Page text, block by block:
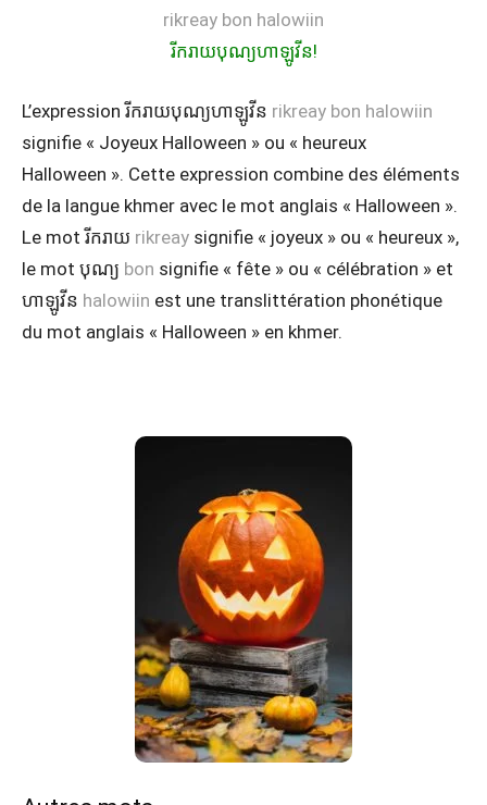
rikreay bon halowiin
រីករាយបុណ្យហាឡូវីន!
L’expression រីករាយបុណ្យហាឡូវីន rikreay bon halowiin
signifie « Joyeux Halloween » ou « heureux
Halloween ». Cette expression combine des éléments
de la langue khmer avec le mot anglais « Halloween ».
Le mot រីករាយ rikreay signifie « joyeux » ou « heureux »,
le mot បុណ្យ bon signifie « fête » ou « célébration » et
ហាឡូវីន halowiin est une translittération phonétique
du mot anglais « Halloween » en khmer.